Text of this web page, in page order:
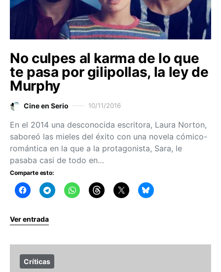
No culpes al karma de lo que
te pasa por gilipollas, la ley de
Murphy
Cine en Serio 10/11/2016
En el 2014 una desconocida escritora, Laura Norton,
saboreó las mieles del éxito con una novela cómico-
romántica en la que a la protagonista, Sara, le
pasaba casi de todo en…
Comparte esto:
Ver entrada
Críticas